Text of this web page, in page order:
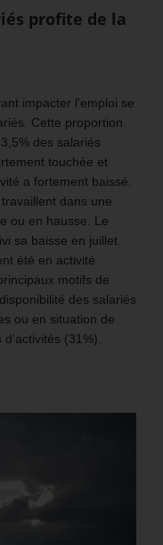
profite de la
impacter l’emploi se
Cette proportion
des salariés
touchée et
a fortement baissé.
dans une
ou en hausse. Le
sa baisse en juillet.
été en activité
motifs de
des salariés
ou en situation de
(31%).